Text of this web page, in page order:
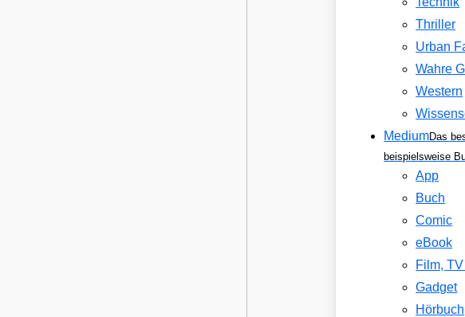
Thriller
Urban
Wahre
Western
MediumDas
beispielsweise
App
Buch
Comic
eBook
Film,
Gadget
Hörbuch